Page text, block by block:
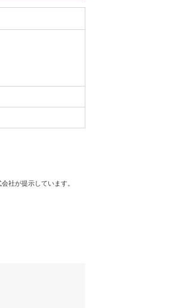
社が提示しています。